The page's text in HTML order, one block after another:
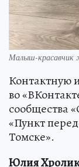
Малыш-красавчик
Контактную
во
сообщества
«Пункт
Томске».
Юлия